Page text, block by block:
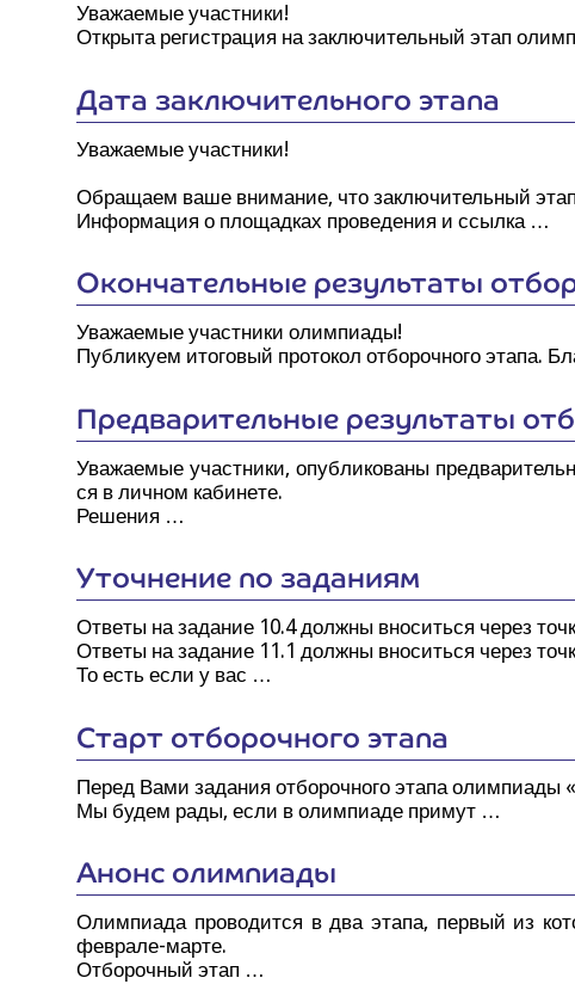
Ува­жа­е­мые участ­ни­ки!
Откры­та реги­стра­ция на заклю­чи­тель­ный этап
Дата заклю­чи­тель­но­го этапа
Ува­жа­е­мые участ­ни­ки!
Обра­ща­ем ваше вни­ма­ние, что заклю­чи­тель­ный
Инфор­ма­ция о пло­щад­ках про­ве­де­ния и ссылка …
Окон­ча­тель­ные резуль­та­ты
Ува­жа­е­мые участ­ни­ки олим­пи­а­ды!
Пуб­ли­ку­ем ито­го­вый про­то­кол отбо­роч­но­го эта­па.
Пред­ва­ри­тель­ные резуль­та­ты
Ува­жа­е­мые участ­ни­ки, опуб­ли­ко­ва­ны
ся в лич­ном каби­не­те.
Реше­ния …
Уточ­не­ние по заданиям
Отве­ты на зада­ние 10.4 долж­ны вно­сить­ся через
Отве­ты на зада­ние 11.1 долж­ны вно­сить­ся через
То есть если у вас …
Старт отбо­роч­но­го этапа
Перед Вами зада­ния отбо­роч­но­го эта­па олим­пи­а­ды
Мы будем рады, если в олим­пиа­де примут …
Анонс олим­пи­а­ды
Олим­пи­а­да про­во­дит­ся в два эта­па, пер­вый из
фев­ра­ле-мар­те.
Отбо­роч­ный этап …